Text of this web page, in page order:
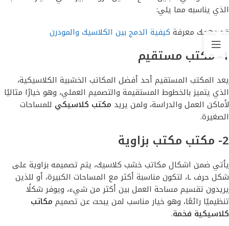
الذي يناسبه مما يلي:
قد يهمك معرفة كيفية الدمج بين الكلاسيك والمودرن
1- مكتب مستقيم
يعد المكتب المستقيم أحد أفضل المكاتب الخشبية الكلاسيكية،
الذي يتميز بالخطوط المستقيمة والتصميم العملي، وهو خيارًا مثاليًا
لأماكن العمل والدراسة، ولمن يريد مكتب كلاسيكي للمساحات
الصغيرة.
2- مكتب مكتب بزاوية
يأتي ضمن اشكال مكاتب خشب كلاسيك، يتم تصميمه بزاوية على
شكل حرف L، لتكون مناسبة أكثر مع المساحات الكبيرة، أو للذين
يريدون تقسيم مساحة العمل بين أكثر من شيء، ويوفر شكلًا
تنظيميًا رائعًا، وهو خيار مناسب لمن يبحث عن تصميم مكاتب
كلاسيكية فخمة.